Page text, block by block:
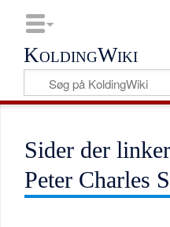
KoldingWiki
Sider der
Peter Charles